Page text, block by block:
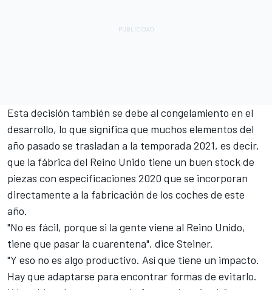
Esta decisión también se debe al congelamiento en el
desarrollo, lo que significa que muchos elementos del
año pasado se trasladan a la temporada 2021, es decir,
que la fábrica del Reino Unido tiene un buen stock de
piezas con especificaciones 2020 que se incorporan
directamente a la fabricación de los coches de este
año.
"No es fácil, porque si la gente viene al Reino Unido,
tiene que pasar la cuarentena", dice Steiner.
"Y eso no es algo productivo. Así que tiene un impacto.
Hay que adaptarse para encontrar formas de evitarlo.